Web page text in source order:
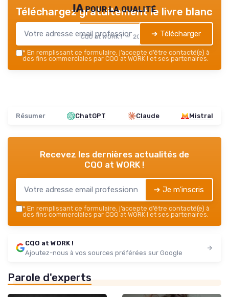
IA pour la qualité
CQO at WORK ! — 2026
Téléchargez gratuitement le livre blanc
➔ Télécharger
* En remplissant ce formulaire, j’accepte d’être contacté(e) à
des fins commerciales par CQO at WORK ! et ses partenaires.
Résumer ChatGPT Claude Mistral
Recevez les dernières actualités de
CQO at WORK !
➔ Je m'inscris
* En remplissant ce formulaire, j’accepte d’être contacté(e) à
des fins commerciales par CQO at WORK ! et ses partenaires.
CQO at WORK !
Ajoutez-nous à vos sources préférées sur Google
Parole d'experts